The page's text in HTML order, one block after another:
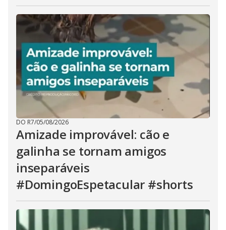
DO R7/05/08/2026
Amizade improvável: cão e
galinha se tornam amigos
inseparáveis
#DomingoEspetacular #shorts